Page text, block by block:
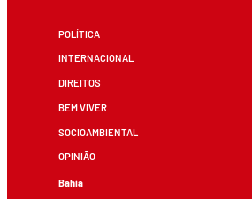
POLÍTICA
INTERNACIONAL
DIREITOS
BEM VIVER
SOCIOAMBIENTAL
OPINIÃO
Bahia